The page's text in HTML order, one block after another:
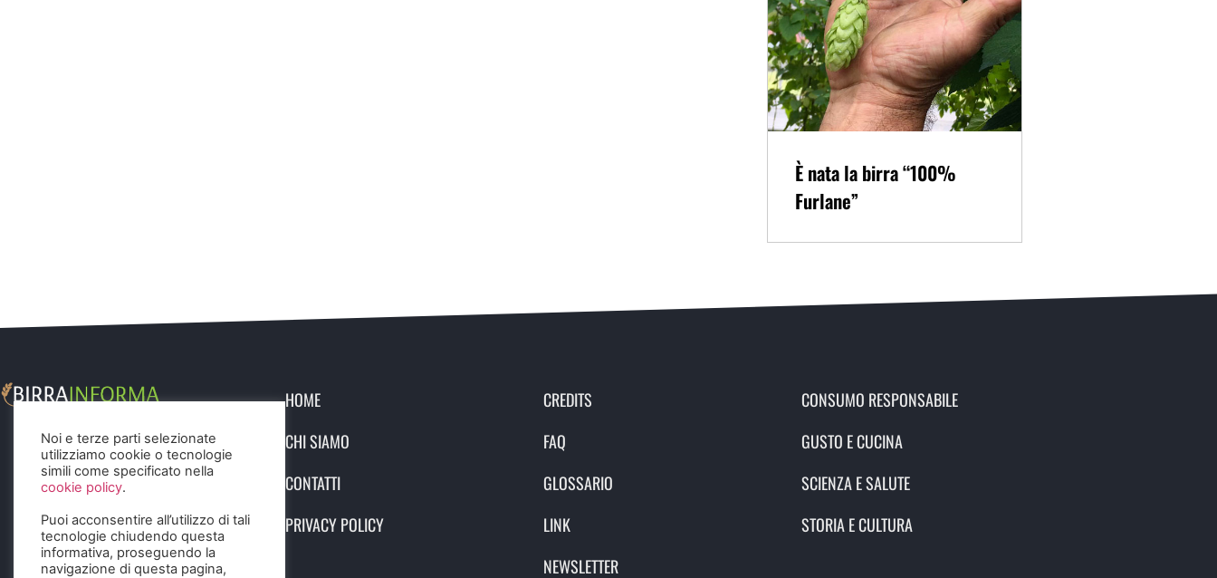
È nata la birra “100%
Furlane”
HOME
CHI SIAMO
CONTATTI
PRIVACY POLICY
CREDITS
FAQ
GLOSSARIO
LINK
NEWSLETTER
CONSUMO RESPONSABILE
GUSTO E CUCINA
SCIENZA E SALUTE
STORIA E CULTURA
Noi e terze parti selezionate
utilizziamo cookie o tecnologie
simili come specificato nella
cookie policy.
Puoi acconsentire all’utilizzo di tali
tecnologie chiudendo questa
informativa, proseguendo la
navigazione di questa pagina,